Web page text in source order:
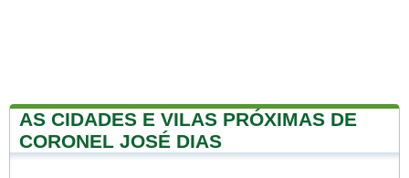
AS CIDADES E VILAS PRÓXIMAS DE
CORONEL JOSÉ DIAS